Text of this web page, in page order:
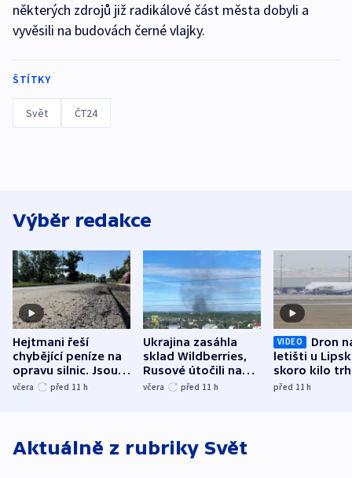
některých zdrojů již radikálové část města dobyli a
vyvěsili na budovách černé vlajky.
ŠTÍTKY
Svět ČT24
Výběr redakce
Hejtmani řeší
chybějící peníze na
opravu silnic. Jsou
nenárokové, namítá
včera před 11 h
Ukrajina zasáhla
sklad Wildberries,
Rusové útočili na
trh, hasiče či
včera před 11 h
VIDEO
Dron
letišti u
skoro kilo
indicie
před 11h
Aktuálně z rubriky Svět